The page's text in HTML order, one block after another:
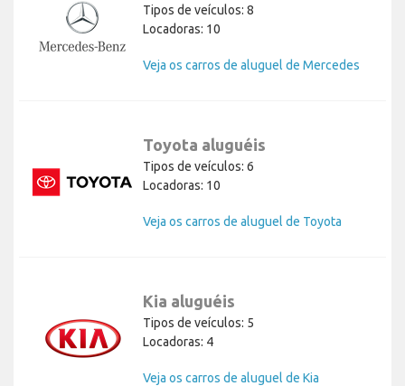
Tipos de veículos: 8
Locadoras: 10
Veja os carros de aluguel de Mercedes
Toyota aluguéis
Tipos de veículos: 6
Locadoras: 10
Veja os carros de aluguel de Toyota
Kia aluguéis
Tipos de veículos: 5
Locadoras: 4
Veja os carros de aluguel de Kia